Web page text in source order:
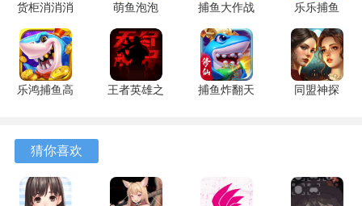
晰明确，能够快速建立玩家对基础控制的熟悉感。
2、初期引导任务结构清晰，通过限定区域内的练习，帮助玩
家稳固掌握生物收集与环境互动这两项核心操作。
4、场景探索遵循系统性提示，进入新区域后对可疑物品进行
逐一互动，可以有效防止关键进程线索的遗漏。
货柜消消消
1.0.2 安卓
版
萌鱼泡泡
3.4.1.6 安
卓版
捕鱼大作战
1.5112 手
机版
乐乐捕鱼
9.2 安卓版
乐鸿捕鱼高
王者英雄之
捕鱼炸翻天
同盟神探
猜你喜欢